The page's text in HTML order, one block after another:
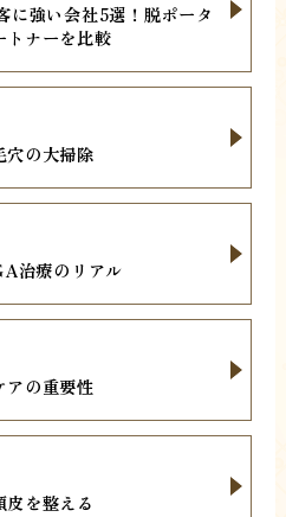
に強い会社5選！脱ポータ
トナーを比較
穴の大掃除
治療のリアル
アの重要性
を整える